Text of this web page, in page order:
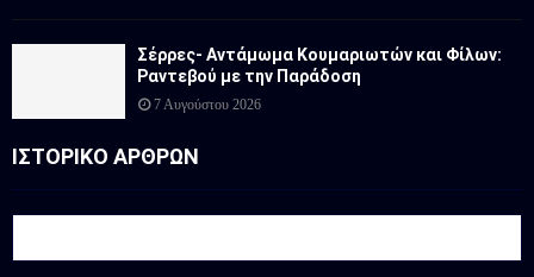
Σέρρες- Αντάμωμα Κουμαριωτών και Φίλων:
Ραντεβού με την Παράδοση
7 Αυγούστου 2026
ΙΣΤΟΡΙΚΟ ΑΡΘΡΩΝ